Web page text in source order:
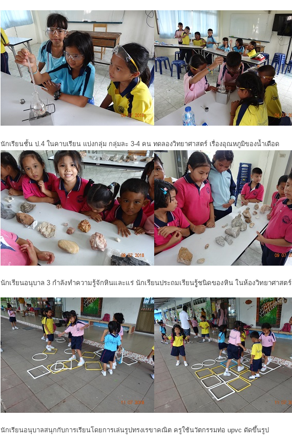
นักเรียนชั้น ป.4 ในคาบเรียน แบ่งกลุ่ม กลุ่มละ 3-4 คน ทดลองวิทยาศาสตร์ เรื่องอุณหภูมิของน้ำเดือด
นักเรียนอนุบาล 3 กำลังทำความรู้จักหินและแร่ นักเรียนประถมเรียนรูู้ชนิดของหิน ในห้องวิทยาศาสตร์
นักเรียนอนุบาลสนุกกับการเรียนโดยการเล่นรูปทรงเรขาคณิต ครูใช้นวัตกรรมท่อ upvc ดัดขึ้นรูป